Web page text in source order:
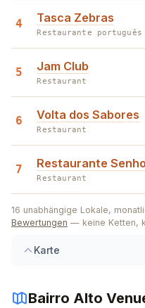
4 Tasca Zebras
Restaurante português
5 Jam Club
Restaurant
6 Volta dos Sabores
Restaurant
7 Restaurante
Restaurant
16 unabhängige Lokale,
Bewertungen — keine Ketten,
Karte
Bairro Alto
2